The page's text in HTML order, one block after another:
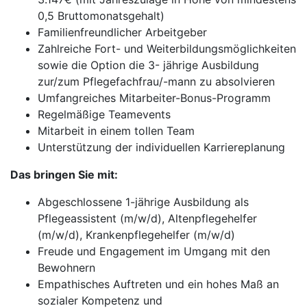
0,5 Bruttomonatsgehalt)
Familienfreundlicher Arbeitgeber
Zahlreiche Fort- und Weiterbildungsmöglichkeiten
sowie die Option die 3- jährige Ausbildung
zur/zum Pflegefachfrau/-mann zu absolvieren
Umfangreiches Mitarbeiter-Bonus-Programm
Regelmäßige Teamevents
Mitarbeit in einem tollen Team
Unterstützung der individuellen Karriereplanung
Das bringen Sie mit:
Abgeschlossene 1-jährige Ausbildung als
Pflegeassistent (m/w/d), Altenpflegehelfer
(m/w/d), Krankenpflegehelfer (m/w/d)
Freude und Engagement im Umgang mit den
Bewohnern
Empathisches Auftreten und ein hohes Maß an
sozialer Kompetenz und